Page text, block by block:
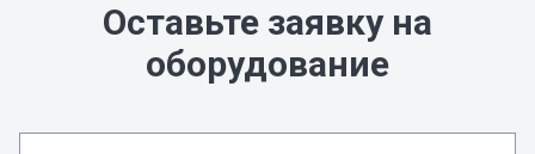
Оставьте заявку на
оборудование